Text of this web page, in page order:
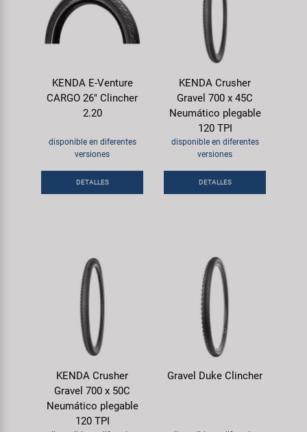
KENDA E-Venture
CARGO 26" Clincher
2.20
disponible en diferentes
versiones
DETALLES
KENDA Crusher
Gravel 700 x 45C
Neumático plegable
120 TPI
disponible en diferentes
versiones
DETALLES
KENDA Crusher
Gravel 700 x 50C
Neumático plegable
120 TPI
Gravel Duke Clincher